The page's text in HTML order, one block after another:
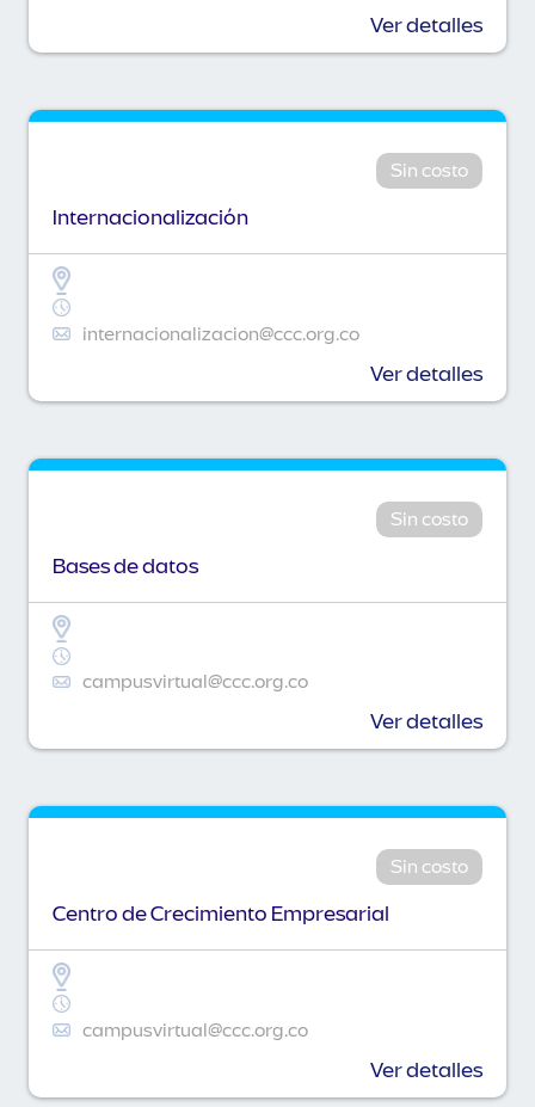
Ver detalles
Sin costo
Internacionalización
internacionalizacion@ccc.org.co
Ver detalles
Sin costo
Bases de datos
campusvirtual@ccc.org.co
Ver detalles
Sin costo
Centro de Crecimiento Empresarial
campusvirtual@ccc.org.co
Ver detalles